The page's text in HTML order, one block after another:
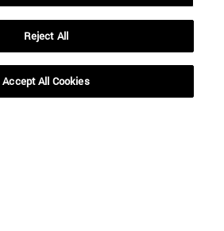
Reject All
Accept All Cookies